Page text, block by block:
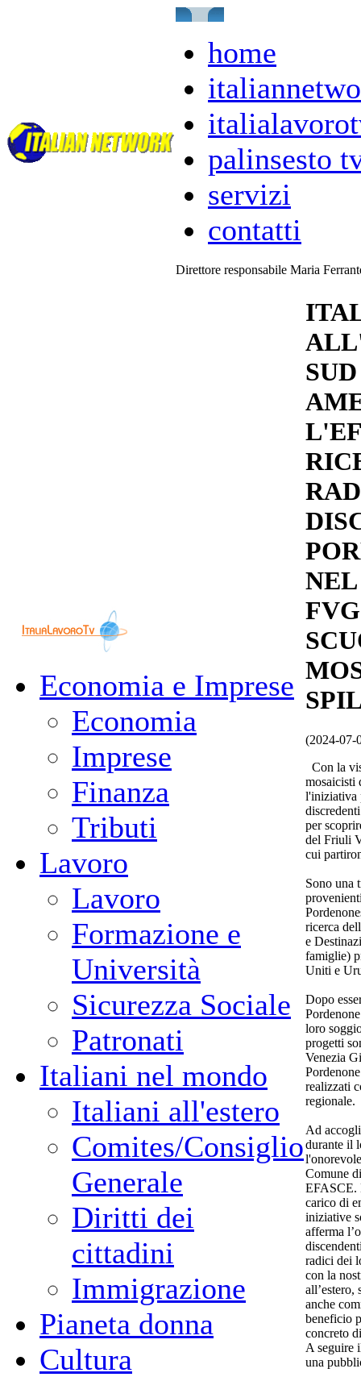
home
palinsesto
servizi
contatti
Direttore responsabile Maria
Economia e Imprese
Economia
Imprese
Finanza
Tributi
Lavoro
Lavoro
Formazione e
Università
Sicurezza Sociale
Patronati
Italiani nel mondo
Italiani all'estero
Comites/Consiglio
Generale
Diritti dei
cittadini
Immigrazione
Pianeta donna
Cultura
(2024-07-
Con la
mosaicisti
l'iniziativa
per
del Friuli
cui
Sono una
ricerca
e
famiglie)
Uniti e
Dopo
loro
progetti
Venezia
realizzati
regionale.
Ad
durante il
Comune
EFASCE.
carico di
iniziative
afferma
radici dei
con la
anche
beneficio
concreto
A seguire
una